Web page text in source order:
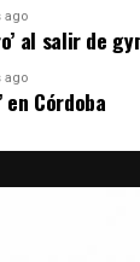
la
incorpora
lo que
en la red.
ago
al salir de
ago
en Córdoba